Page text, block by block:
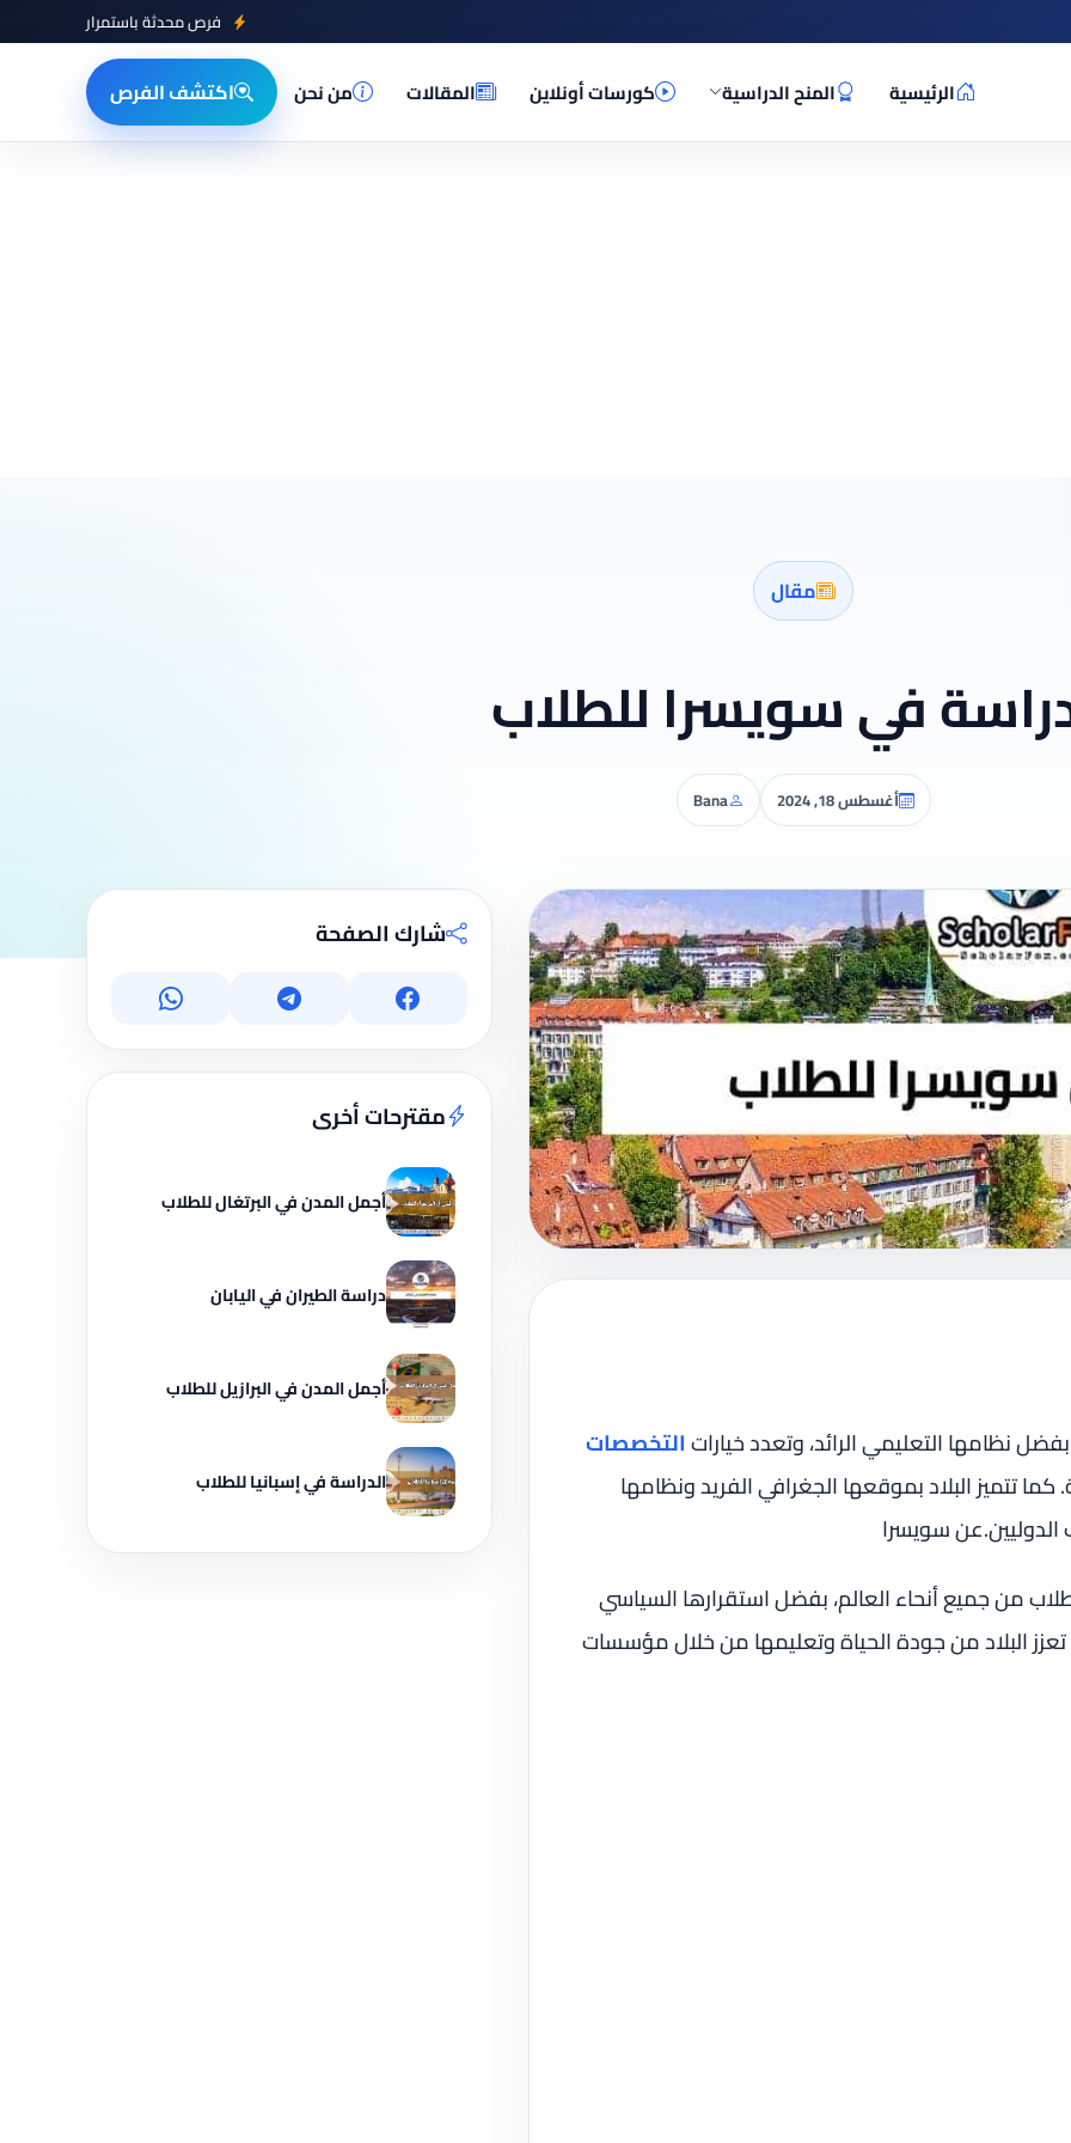
فرص محدثة باستمرار
الرئيسية المنح الدراسية كورسات أونلاين المقالات من نحن اكتشف الفرص
مقال
في سويسرا للطلاب
أغسطس 18, 2024 Bana
نظامها التعليمي الرائد، وتعدد خياراتالتخصصات
كما تتميز البلاد بموقعها الجغرافي الفريد ونظامها
الدوليين.عن سويسرا
من جميع أنحاء العالم، بفضل استقرارها السياسي
تعزز البلاد من جودة الحياة وتعليمها من خلال مؤسسات
شارك الصفحة
مقترحات أخرى
أجمل المدن في البرتغال للطلاب
دراسة الطيران في اليابان
أجمل المدن في البرازيل للطلاب
الدراسة في إسبانيا للطلاب